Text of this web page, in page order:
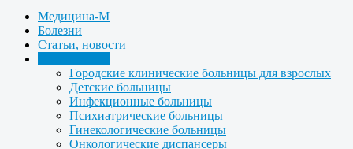
Медицина-М
Болезни
Статьи, новости
Городские клинические больницы для взрослых
Детские больницы
Инфекционные больницы
Психиатрические больницы
Гинекологические больницы
Онкологические диспансеры